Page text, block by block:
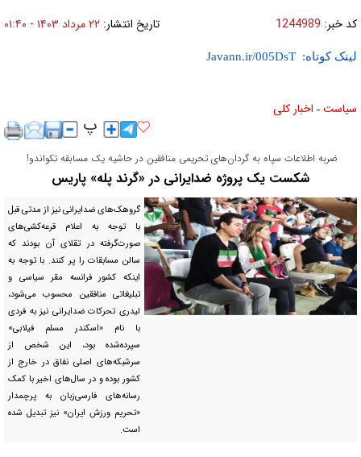
کد خبر: 1244989 تاریخ انتشار: ۲۲ مرداد ۱۴۰۳ - ۰۱:۴۰
لینک کوتاه:
سیاست » اخبار کلی
ضربه اطلاعات سپاه به گردان‌های تحریمی منافقین در حاشیه یک مسابقه تکواندو!
شکست یک پروژه ضدایرانی در «گرند پله» پاریس
گروهک‌های ضدایرانی نیز از مدتی قبل
با توجه به اعلام قرعه‌کشی‌های
صورت‌گرفته در تقلای آن بودند که
سالن مسابقات را پر کنند. با توجه به
اینکه کشور فرانسه مقر سیاسی و
تبلیغاتی منافقین محسوب می‌شود،
لیدری تحرکات ضدایرانی نیز به فردی
با نام «اسکندر مسلم فیلابی»
سپرده‌شده بود، این شخص از
سرشبکه‌های اصلی نفاق در خارج از
کشور بوده و در سال‌های اخیر با کمک
رسانه‌های فارسی‌زبان به پرچمدار
«تحریم ورزش ایران» نیز تبدیل شده
است.